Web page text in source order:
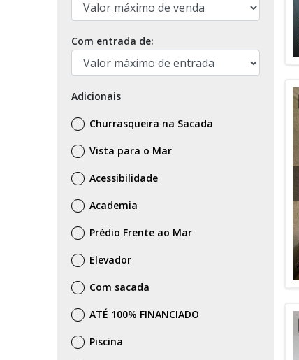
Com entrada de:
Adicionais
Churrasqueira na Sacada
Vista para o Mar
Acessibilidade
Academia
Prédio Frente ao Mar
Elevador
Com sacada
ATÉ 100% FINANCIADO
Piscina